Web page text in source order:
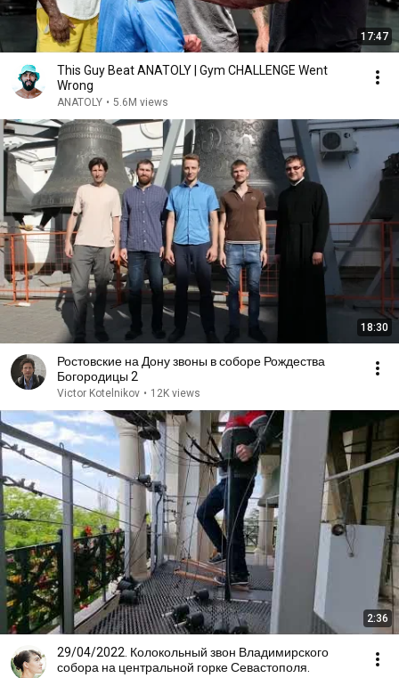
17:47
This Guy Beat ANATOLY | Gym CHALLENGE Went
Wrong
ANATOLY • 5.6M views
18:30
Ростовские на Дону звоны в соборе Рождества
Богородицы 2
Victor Kotelnikov • 12K views
2:36
29/04/2022. Колокольный звон Владимирского
собора на центральной горке Севастополя.